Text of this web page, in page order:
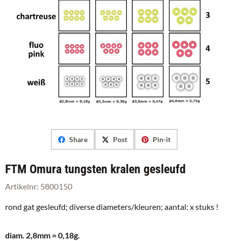
Share Post Pin-it
FTM Omura tungsten kralen gesleufd
Artikelnr: 5800150
rond gat gesleufd; diverse diameters/kleuren; aantal: x stuks !
diam. 2,8mm = 0,18g.